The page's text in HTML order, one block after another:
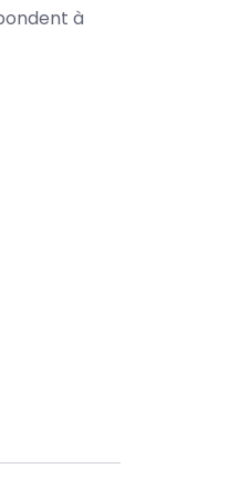
à